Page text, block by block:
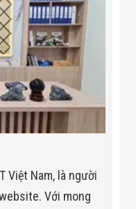
Việt Nam, là người
Với mong